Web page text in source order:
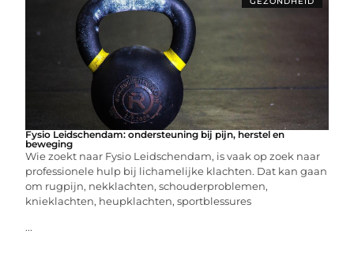
Fysio Leidschendam: ondersteuning bij pijn, herstel en
beweging
Wie zoekt naar Fysio Leidschendam, is vaak op zoek naar
professionele hulp bij lichamelijke klachten. Dat kan gaan
om rugpijn, nekklachten, schouderproblemen,
knieklachten, heupklachten, sportblessures
...